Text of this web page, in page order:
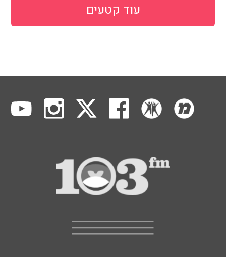
עוד קטעים